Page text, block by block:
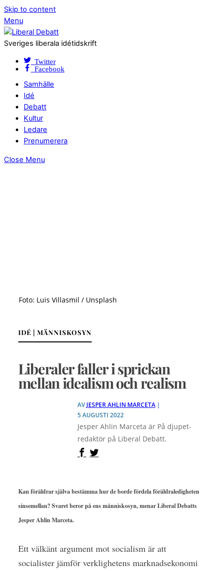
Skip to content
Menu
Sveriges liberala idétidskrift
Twitter
Facebook
Samhälle
Idé
Debatt
Kultur
Ledare
Prenumerera
Close Menu
Foto: Luis Villasmil / Unsplash
IDÉ | MÄNNISKOSYN
Liberaler faller i sprickan
mellan idealism och realism
AVJESPER AHLIN MARCETA|
5 AUGUSTI 2022
Jesper Ahlin Marceta är På djupet-
redaktör på Liberal Debatt.
Kan föräldrar själva bestämma hur de borde fördela föräldraledigheten
sinsemellan? Svaret beror på ens människosyn, menar Liberal Debatts
Jesper Ahlin Marceta.
Ett välkänt argument mot socialism är att
socialister jämför verklighetens marknadsekonomi